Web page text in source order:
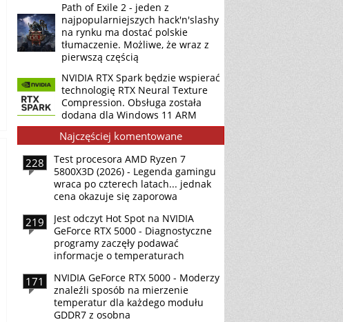
Path of Exile 2 - jeden z
najpopularniejszych hack'n'slashy
na rynku ma dostać polskie
tłumaczenie. Możliwe, że wraz z
pierwszą częścią
NVIDIA RTX Spark będzie wspierać
technologię RTX Neural Texture
Compression. Obsługa została
dodana dla Windows 11 ARM
Najczęściej komentowane
228
Test procesora AMD Ryzen 7
5800X3D (2026) - Legenda gamingu
wraca po czterech latach... jednak
cena okazuje się zaporowa
219
Jest odczyt Hot Spot na NVIDIA
GeForce RTX 5000 - Diagnostyczne
programy zaczęły podawać
informacje o temperaturach
171
NVIDIA GeForce RTX 5000 - Moderzy
znaleźli sposób na mierzenie
temperatur dla każdego modułu
GDDR7 z osobna